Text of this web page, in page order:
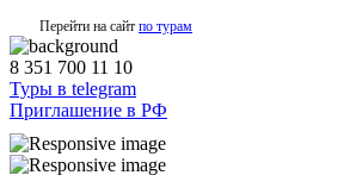
Перейти на сайт по турам
8 351 700 11 10
Туры в telegram
Приглашение в РФ